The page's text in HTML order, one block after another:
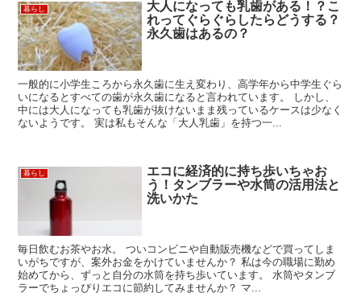
暮らし
大人になっても乳歯がある！？こ
れってぐらぐらしたらどうする？
永久歯はあるの？
一般的に小学生ころから永久歯に生え変わり、高学年から中学生ぐら
いになるとすべての歯が永久歯になると言われています。 しかし、
中には大人になっても乳歯が抜けないまま残っているケースは少なく
ないようです。 実は私もそんな「大人乳歯」を持つ一...
暮らし
エコに経済的に持ち歩いちゃお
う！タンブラーや水筒の活用法と
洗いかた
毎日飲むお茶やお水。 ついコンビニや自動販売機などで買ってしま
いがちですが、案外お金をかけていませんか？ 私は今の職場に勤め
始めてから、ずっと自分の水筒を持ち歩いています。 水筒やタンブ
ラーでちょっぴりエコに節約してみませんか？ マ...